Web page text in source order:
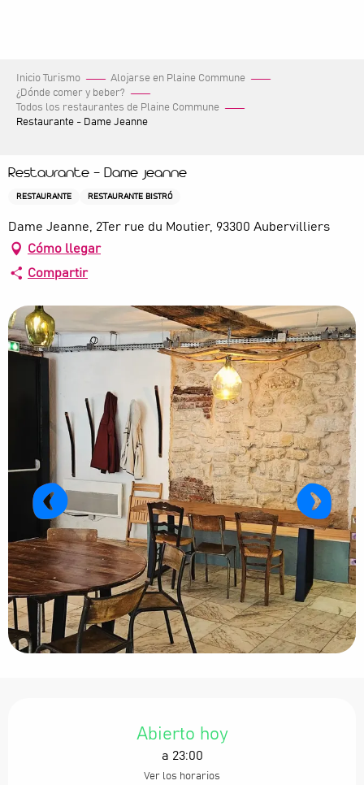
Inicio Turismo
Alojarse en Plaine Commune
¿Dónde comer y beber?
Todos los restaurantes de Plaine Commune
Restaurante - Dame Jeanne
Restaurante - Dame Jeanne
RESTAURANTE RESTAURANTE BISTRÓ
Dame Jeanne, 2Ter rue du Moutier, 93300 Aubervilliers
Cómo llegar
Compartir
Abierto hoy
a 23:00
Ver los horarios